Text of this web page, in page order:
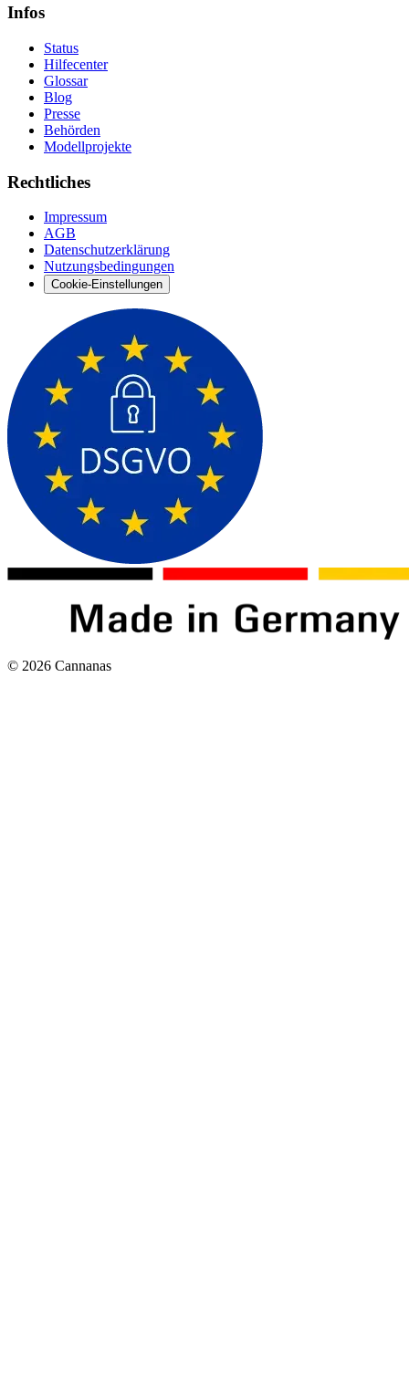
Infos
Status
Hilfecenter
Glossar
Blog
Presse
Behörden
Modellprojekte
Rechtliches
Impressum
AGB
Datenschutzerklärung
Nutzungsbedingungen
Cookie-Einstellungen
© 2026 Cannanas